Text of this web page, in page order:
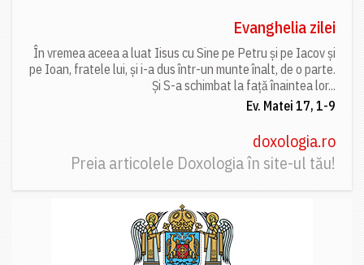
Evanghelia zilei
În vremea aceea a luat Iisus cu Sine pe Petru și pe Iacov și
pe Ioan, fratele lui, și i-a dus într-un munte înalt, de o parte.
Și S-a schimbat la față înaintea lor...
Ev. Matei 17, 1-9
doxologia.ro
Preia articolele Doxologia în site-ul tău!